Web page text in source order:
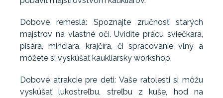
Dobové remeslá: Spoznajte zručnosť starých
majstrov na vlastné oči. Uvidíte prácu sviečkara,
pisára, minciara, krajčíra, či spracovanie vlny a
môžete si vyskúšať kaukliarsky workshop.
Dobové atrakcie pre deti: Vaše ratolesti si môžu
vyskúšať lukostreľbu, streľbu z kuše, hod na